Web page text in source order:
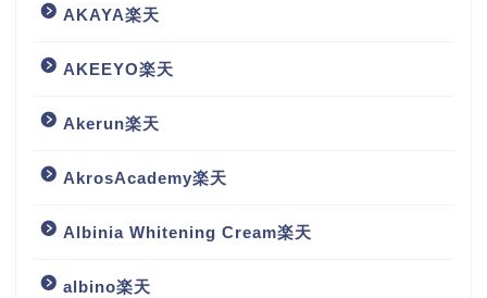
AKAYA楽天
AKEEYO楽天
Akerun楽天
AkrosAcademy楽天
Albinia Whitening Cream楽天
albino楽天